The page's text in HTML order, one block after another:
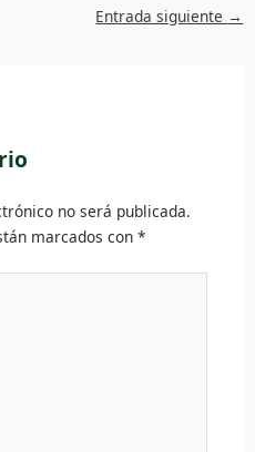
Entrada siguiente →
no será publicada.
marcados con *